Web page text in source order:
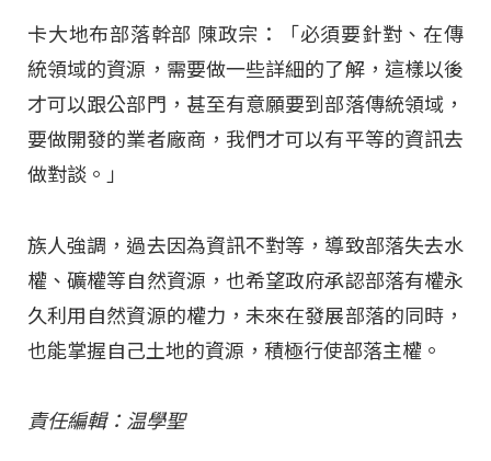
卡大地布部落幹部 陳政宗：「必須要針對、在傳
統領域的資源，需要做一些詳細的了解，這樣以後
才可以跟公部門，甚至有意願要到部落傳統領域，
要做開發的業者廠商，我們才可以有平等的資訊去
做對談。」
族人強調，過去因為資訊不對等，導致部落失去水
權、礦權等自然資源，也希望政府承認部落有權永
久利用自然資源的權力，未來在發展部落的同時，
也能掌握自己土地的資源，積極行使部落主權。
責任編輯：温學聖